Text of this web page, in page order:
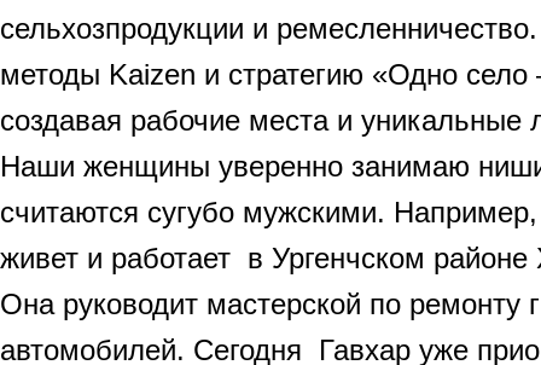
сельхозпродукции и
методы Kaizen и стратегию «Одно село
создавая рабочие места и уникальные
Наши женщины уверенно занимаю
считаются сугубо мужскими.
живет и работает в Ургенчском районе
Она руководит мастерской по ремонту
автомобилей. Сегодня Гавхар уже